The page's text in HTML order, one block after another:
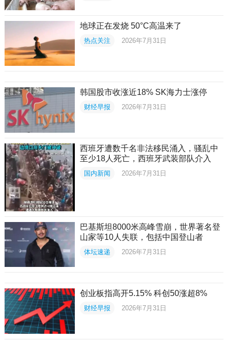
地球正在发烧 50°C高温来了
热点关注 2026年7月31日
韩国股市收涨近18% SK海力士涨停
财经早报 2026年7月31日
西班牙遭数千名非法移民涌入，骚乱中
至少18人死亡，西班牙武装部队介入
国内新闻 2026年7月31日
巴基斯坦8000米高峰雪崩，世界著名登
山家等10人失联，包括中国登山者
体坛速递 2026年7月31日
创业板指高开5.15% 科创50涨超8%
财经早报 2026年7月31日